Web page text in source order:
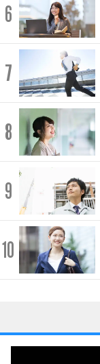
6
7
8
9
10
1